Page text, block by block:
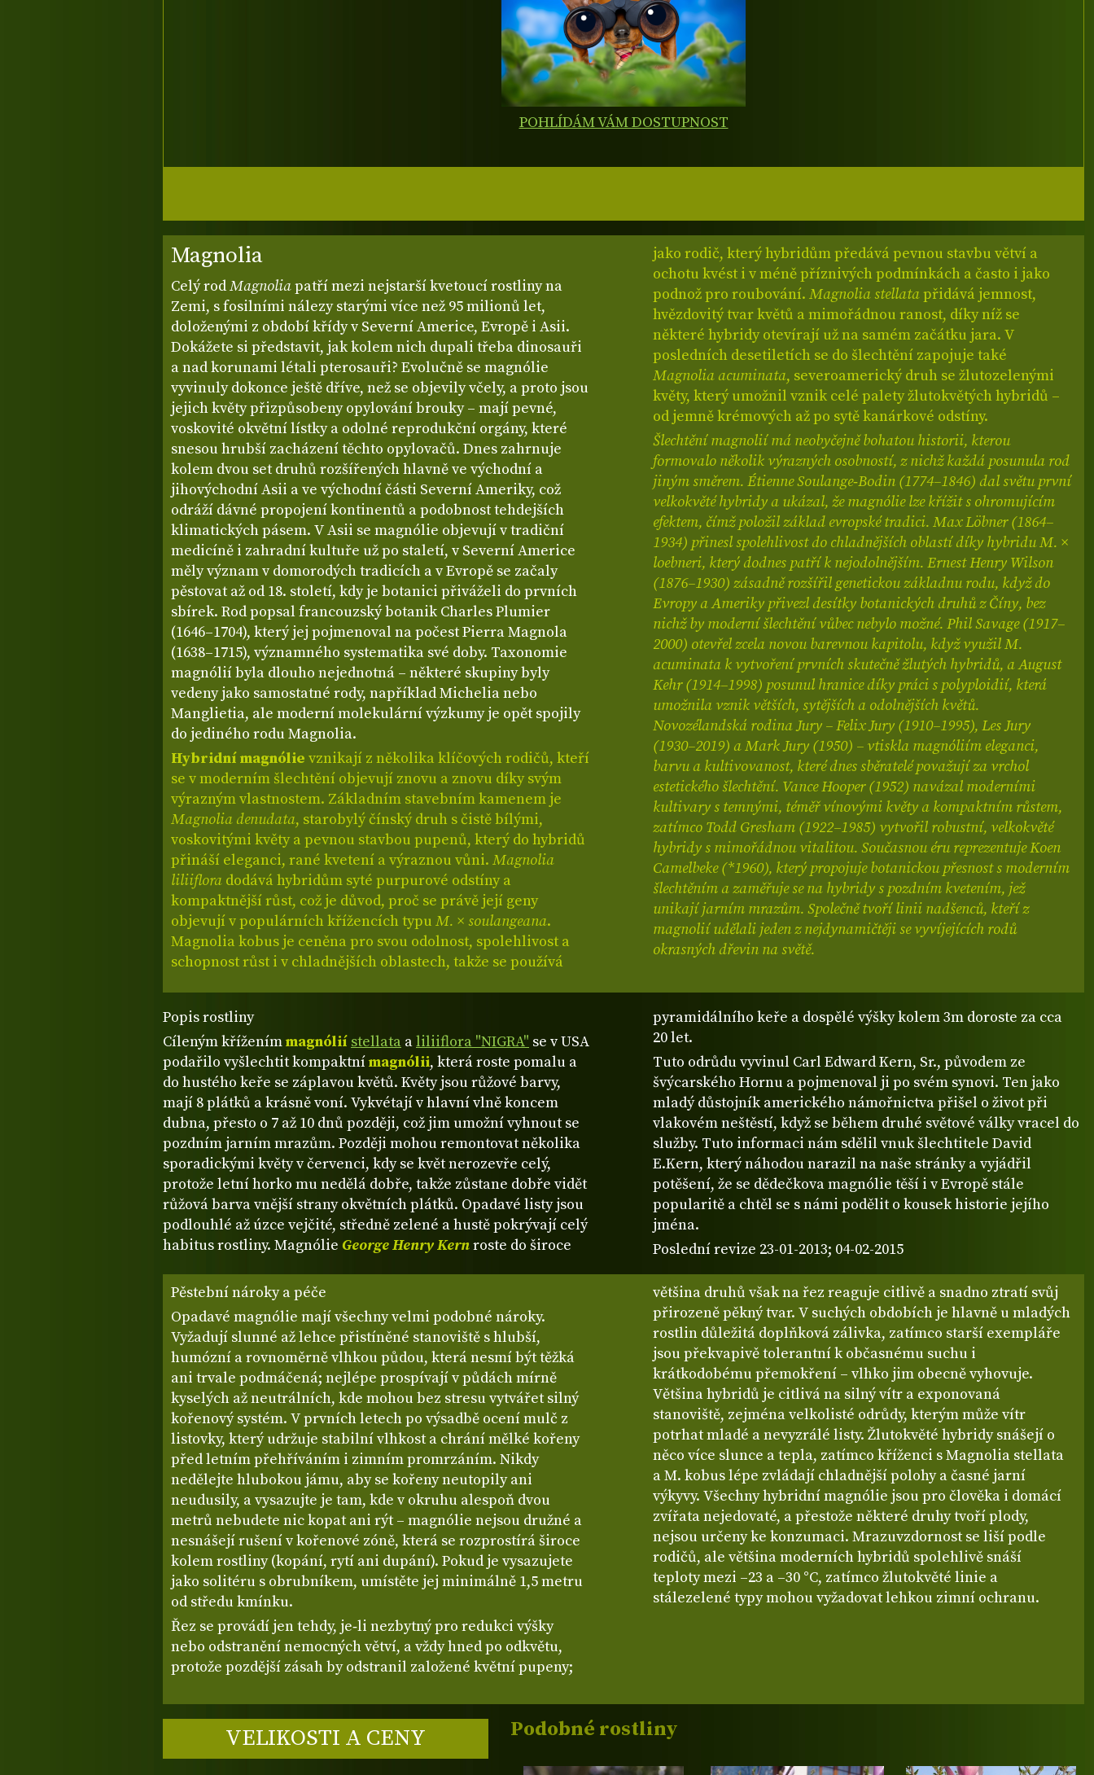
Magnolia
Celý rodMagnoliapatří mezi nejstarší kvetoucí rostliny na
Zemi, s fosilními nálezy starými více než 95 milionů let,
doloženými z období křídy v Severní Americe, Evropě i Asii.
Dokážete si představit, jak kolem nich dupali třeba dinosauři
a nad korunami létali pterosauři? Evolučně se magnólie
vyvinuly dokonce ještě dříve, než se objevily včely, a proto jsou
jejich květy přizpůsobeny opylování brouky – mají pevné,
voskovité okvětní lístky a odolné reprodukční orgány, které
snesou hrubší zacházení těchto opylovačů. Dnes zahrnuje
kolem dvou set druhů rozšířených hlavně ve východní a
jihovýchodní Asii a ve východní části Severní Ameriky, což
odráží dávné propojení kontinentů a podobnost tehdejších
klimatických pásem. V Asii se magnólie objevují v tradiční
medicíně i zahradní kultuře už po staletí, v Severní Americe
měly význam v domorodých tradicích a v Evropě se začaly
pěstovat až od 18. století, kdy je botanici přiváželi do prvních
sbírek. Rod popsal francouzský botanik Charles Plumier
(1646–1704), který jej pojmenoval na počest Pierra Magnola
(1638–1715), významného systematika své doby. Taxonomie
magnólií byla dlouho nejednotná – některé skupiny byly
vedeny jako samostatné rody, například Michelia nebo
Manglietia, ale moderní molekulární výzkumy je opět spojily
do jediného rodu Magnolia.
Hybridní magnólie vznikají z několika klíčových rodičů, kteří
se v moderním šlechtění objevují znovu a znovu díky svým
výrazným vlastnostem. Základním stavebním kamenem je
Magnolia denudata, starobylý čínský druh s čistě bílými,
voskovitými květy a pevnou stavbou pupenů, který do hybridů
přináší eleganci, rané kvetení a výraznou vůni. Magnolia
liliiflora dodává hybridům syté purpurové odstíny a
kompaktnější růst, což je důvod, proč se právě její geny
objevují v populárních křížencích typu M. × soulangeana.
Magnolia kobus je ceněna pro svou odolnost, spolehlivost a
schopnost růst i v chladnějších oblastech, takže se používá
jako rodič, který hybridům předává pevnou stavbu větví a
ochotu kvést i v méně příznivých podmínkách a často i jako
podnož pro roubování.Magnolia stellatapřidává jemnost,
hvězdovitý tvar květů a mimořádnou ranost, díky níž se
některé hybridy otevírají už na samém začátku jara. V
posledních desetiletích se do šlechtění zapojuje také
Magnolia acuminata, severoamerický druh se žlutozelenými
květy, který umožnil vznik celé palety žlutokvětých hybridů –
od jemně krémových až po sytě kanárkové odstíny.
Šlechtění magnolií má neobyčejně bohatou historii, kterou
formovalo několik výrazných osobností, z nichž každá posunula rod
jiným směrem. Étienne Soulange‑Bodin (1774–1846) dal světu první
velkokvěté hybridy a ukázal, že magnólie lze křížit s ohromujícím
efektem, čímž položil základ evropské tradici. Max Löbner (1864–
1934) přinesl spolehlivost do chladnějších oblastí díky hybridu M. ×
loebneri, který dodnes patří k nejodolnějším. Ernest Henry Wilson
(1876–1930) zásadně rozšířil genetickou základnu rodu, když do
Evropy a Ameriky přivezl desítky botanických druhů z Číny, bez
nichž by moderní šlechtění vůbec nebylo možné. Phil Savage (1917–
2000) otevřel zcela novou barevnou kapitolu, když využil M.
acuminata k vytvoření prvních skutečně žlutých hybridů, a August
Kehr (1914–1998) posunul hranice díky práci s polyploidií, která
umožnila vznik větších, sytějších a odolnějších květů.
Novozélandská rodina Jury – Felix Jury (1910–1995), Les Jury
(1930–2019) a Mark Jury (1950) – vtiskla magnóliím eleganci,
barvu a kultivovanost, které dnes sběratelé považují za vrchol
estetického šlechtění. Vance Hooper (1952) navázal moderními
kultivary s temnými, téměř vínovými květy a kompaktním růstem,
zatímco Todd Gresham (1922–1985) vytvořil robustní, velkokvěté
hybridy s mimořádnou vitalitou. Současnou éru reprezentuje Koen
Camelbeke (*1960), který propojuje botanickou přesnost s moderním
šlechtěním a zaměřuje se na hybridy s pozdním kvetením, jež
unikají jarním mrazům. Společně tvoří linii nadšenců, kteří z
magnolií udělali jeden z nejdynamičtěji se vyvíjejících rodů
okrasných dřevin na světě.
Popis rostliny
Cíleným kříženímmagnólií stellata aliliiflora "NIGRA" se v USA
podařilo vyšlechtit kompaktnímagnólii, která roste pomalu a
do hustého keře se záplavou květů. Květy jsou růžové barvy,
mají 8 plátků a krásně voní. Vykvétají v hlavní vlně koncem
dubna, přesto o 7 až 10 dnů později, což jim umožní vyhnout se
pozdním jarním mrazům. Později mohou remontovat několika
sporadickými květy v červenci, kdy se květ nerozevře celý,
protože letní horko mu nedělá dobře, takže zůstane dobře vidět
růžová barva vnější strany okvětních plátků. Opadavé listy jsou
podlouhlé až úzce vejčité, středně zelené a hustě pokrývají celý
habitus rostliny. Magnólie George Henry Kernroste do široce
pyramidálního keře a dospělé výšky kolem 3m doroste za cca
20 let.
Tuto odrůdu vyvinul Carl Edward Kern, Sr., původem ze
švýcarského Hornu a pojmenoval ji po svém synovi. Ten jako
mladý důstojník amerického námořnictva přišel o život při
vlakovém neštěstí, když se během druhé světové války vracel do
služby. Tuto informaci nám sdělil vnuk šlechtitele David
E.Kern, který náhodou narazil na naše stránky a vyjádřil
potěšení, že se dědečkova magnólie těší i v Evropě stále
popularitě a chtěl se s námi podělit o kousek historie jejího
jména.
Poslední revize 23-01-2013; 04-02-2015
Pěstební nároky a péče
Opadavé magnólie mají všechny velmi podobné nároky.
Vyžadují slunné až lehce přistíněné stanoviště s hlubší,
humózní a rovnoměrně vlhkou půdou, která nesmí být těžká
ani trvale podmáčená; nejlépe prospívají v půdách mírně
kyselých až neutrálních, kde mohou bez stresu vytvářet silný
kořenový systém. V prvních letech po výsadbě ocení mulč z
listovky, který udržuje stabilní vlhkost a chrání mělké kořeny
před letním přehříváním i zimním promrzáním. Nikdy
nedělejte hlubokou jámu, aby se kořeny neutopily ani
neudusily, a vysazujte je tam, kde v okruhu alespoň dvou
metrů nebudete nic kopat ani rýt – magnólie nejsou družné a
nesnášejí rušení v kořenové zóně, která se rozprostírá široce
kolem rostliny (kopání, rytí ani dupání). Pokud je vysazujete
jako solitéru s obrubníkem, umístěte jej minimálně 1,5 metru
od středu kmínku.
Řez se provádí jen tehdy, je‑li nezbytný pro redukci výšky
nebo odstranění nemocných větví, a vždy hned po odkvětu,
protože pozdější zásah by odstranil založené květní pupeny;
většina druhů však na řez reaguje citlivě a snadno ztratí svůj
přirozeně pěkný tvar. V suchých obdobích je hlavně u mladých
rostlin důležitá doplňková zálivka, zatímco starší exempláře
jsou překvapivě tolerantní k občasnému suchu i
krátkodobému přemokření – vlhko jim obecně vyhovuje.
Většina hybridů je citlivá na silný vítr a exponovaná
stanoviště, zejména velkolisté odrůdy, kterým může vítr
potrhat mladé a nevyzrálé listy. Žlutokvěté hybridy snášejí o
něco více slunce a tepla, zatímco kříženci s Magnolia stellata
a M. kobus lépe zvládají chladnější polohy a časné jarní
výkyvy. Všechny hybridní magnólie jsou pro člověka i domácí
zvířata nejedovaté, a přestože některé druhy tvoří plody,
nejsou určeny ke konzumaci. Mrazuvzdornost se liší podle
rodičů, ale většina moderních hybridů spolehlivě snáší
teploty mezi –23 a –30 °C, zatímco žlutokvěté linie a
stálezelené typy mohou vyžadovat lehkou zimní ochranu.
VELIKOSTI A CENY
POHLÍDÁM VÁM DOSTUPNOST
Podobné rostliny